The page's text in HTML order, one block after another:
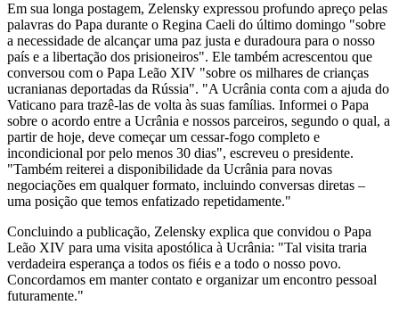
Em sua longa postagem, Zelensky expressou profundo apreço pelas
palavras do Papa durante o Regina Caeli do último domingo "sobre
a necessidade de alcançar uma paz justa e duradoura para o nosso
país e a libertação dos prisioneiros". Ele também acrescentou que
conversou com o Papa Leão XIV "sobre os milhares de crianças
ucranianas deportadas da Rússia". "A Ucrânia conta com a ajuda do
Vaticano para trazê-las de volta às suas famílias. Informei o Papa
sobre o acordo entre a Ucrânia e nossos parceiros, segundo o qual, a
partir de hoje, deve começar um cessar-fogo completo e
incondicional por pelo menos 30 dias", escreveu o presidente.
"Também reiterei a disponibilidade da Ucrânia para novas
negociações em qualquer formato, incluindo conversas diretas –
uma posição que temos enfatizado repetidamente."
Concluindo a publicação, Zelensky explica que convidou o Papa
Leão XIV para uma visita apostólica à Ucrânia: "Tal visita traria
verdadeira esperança a todos os fiéis e a todo o nosso povo.
Concordamos em manter contato e organizar um encontro pessoal
futuramente."